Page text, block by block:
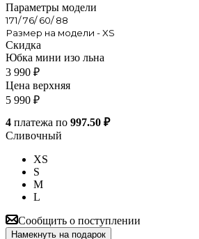
Параметры модели
171/ 76/ 60/ 88
Размер на модели - XS
Скидка
Юбка мини изо льна
3 990 ₽
Цена верхняя
5 990 ₽
4 платежа по 997.50 ₽
Сливочный
XS
S
M
L
Сообщить о поступлении
Намекнуть на подарок